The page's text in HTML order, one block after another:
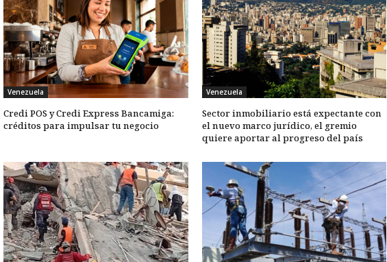
Venezuela
Credi POS y Credi Express Bancamiga:
créditos para impulsar tu negocio
Venezuela
Sector inmobiliario está expectante con
el nuevo marco jurídico, el gremio
quiere aportar al progreso del país